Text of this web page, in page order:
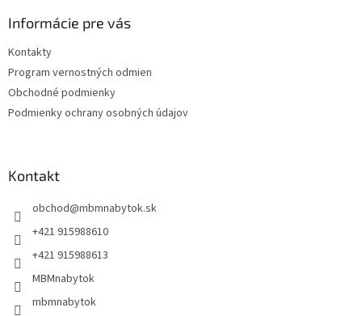
Informácie pre vás
Kontakty
Program vernostných odmien
Obchodné podmienky
Podmienky ochrany osobných údajov
Kontakt
obchod@mbmnabytok.sk
+421 915988610
+421 915988613
MBMnabytok
mbmnabytok